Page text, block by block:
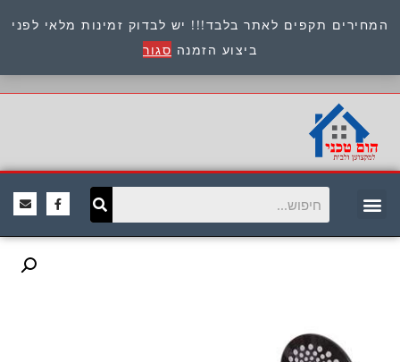
המחירים תקפים לאתר בלבד!!! יש לבדוק זמינות מלאי לפני
ביצוע הזמנה סגור
כתובת : היוזמים 9 אור יהודה שירות לקוחות 054-
8945722